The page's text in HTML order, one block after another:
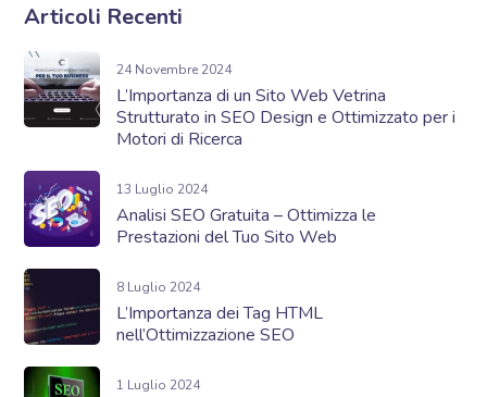
Articoli Recenti
24 Novembre 2024
L’Importanza di un Sito Web Vetrina
Strutturato in SEO Design e Ottimizzato per i
Motori di Ricerca
13 Luglio 2024
Analisi SEO Gratuita – Ottimizza le
Prestazioni del Tuo Sito Web
8 Luglio 2024
L’Importanza dei Tag HTML
nell’Ottimizzazione SEO
1 Luglio 2024